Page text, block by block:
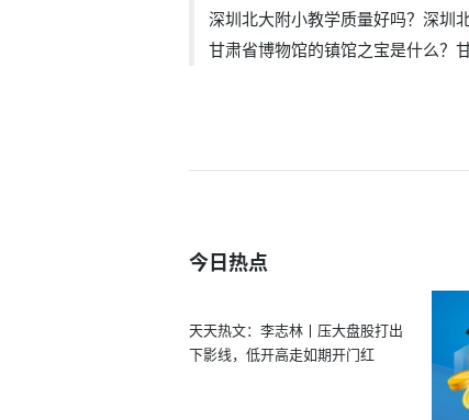
深圳北大附小教学质量好吗？深圳
甘肃省博物馆的镇馆之宝是什么？
今日热点
天天热文：李志林丨压大盘股打出
下影线，低开高走如期开门红